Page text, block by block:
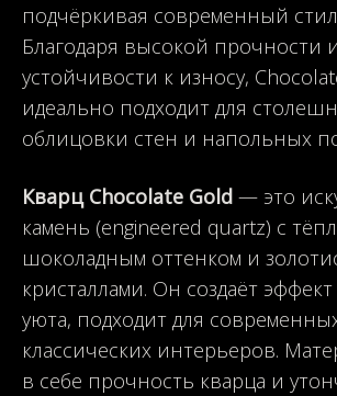
подчёркивая современный
Благодаря высокой прочности и
устойчивости к износу,
идеально подходит для
облицовки стен и напольных
Кварц Chocolate Gold — это
камень (engineered quartz) с
шоколадным оттенком и
кристаллами. Он создаёт
уюта, подходит для
классических интерьеров.
в себе прочность кварца и